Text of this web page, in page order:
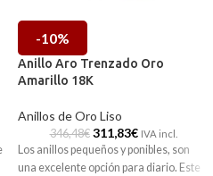
-10%
Anillo Aro Trenzado Oro
Amarillo 18K
Anillos de Oro Liso
346,48€ 311,83€ IVA incl.
Los anillos pequeños y ponibles, son
una excelente opción para diario. Este